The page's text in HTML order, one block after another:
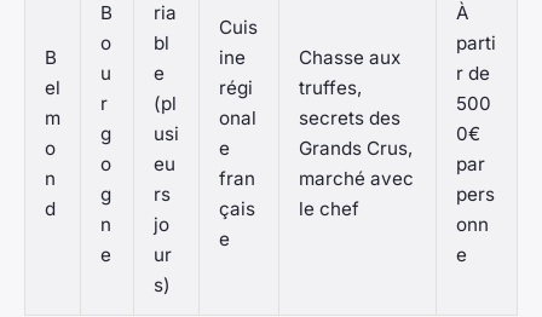
B
el
m
o
n
d
B
o
u
r
g
o
g
n
e
ria
bl
e
(pl
usi
eu
rs
jo
ur
s)
Cuis
ine
régi
onal
e
fran
çais
e
Chasse aux
truffes,
secrets des
Grands Crus,
marché avec
le chef
À
parti
r de
500
0€
par
pers
onn
e